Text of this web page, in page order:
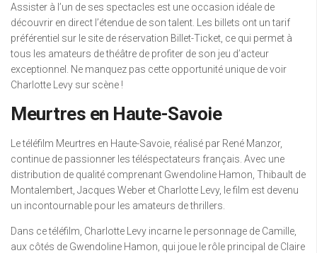
Assister à l’un de ses spectacles est une occasion idéale de
découvrir en direct l’étendue de son talent. Les billets ont un tarif
préférentiel sur le site de réservation Billet-Ticket, ce qui permet à
tous les amateurs de théâtre de profiter de son jeu d’acteur
exceptionnel. Ne manquez pas cette opportunité unique de voir
Charlotte Levy sur scène !
Meurtres en Haute-Savoie
Le téléfilm Meurtres en Haute-Savoie, réalisé par René Manzor,
continue de passionner les téléspectateurs français. Avec une
distribution de qualité comprenant Gwendoline Hamon, Thibault de
Montalembert, Jacques Weber et Charlotte Levy, le film est devenu
un incontournable pour les amateurs de thrillers.
Dans ce téléfilm, Charlotte Levy incarne le personnage de Camille,
aux côtés de Gwendoline Hamon, qui joue le rôle principal de Claire